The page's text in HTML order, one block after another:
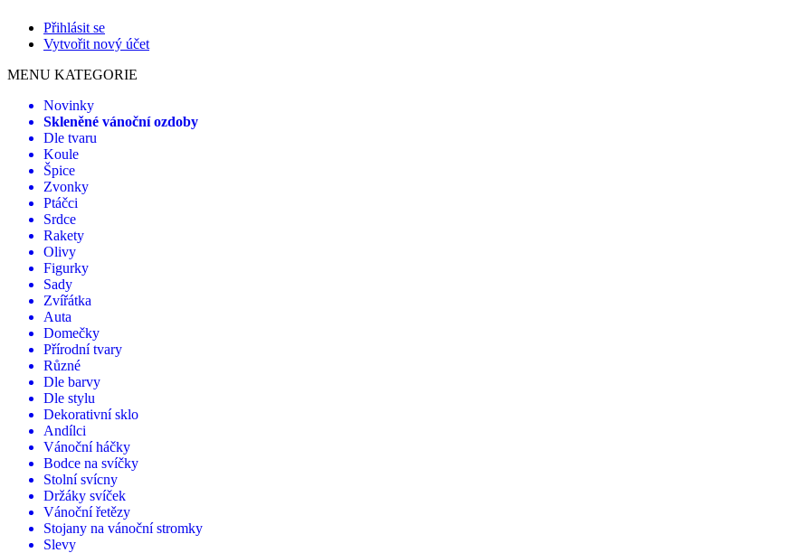
Přihlásit se
Vytvořit nový účet
MENU KATEGORIE
Novinky
Skleněné vánoční ozdoby
Dle tvaru
Koule
Špice
Zvonky
Ptáčci
Srdce
Rakety
Olivy
Figurky
Sady
Zvířátka
Auta
Domečky
Přírodní tvary
Různé
Dle barvy
Dle stylu
Dekorativní sklo
Andílci
Vánoční háčky
Bodce na svíčky
Stolní svícny
Držáky svíček
Vánoční řetězy
Stojany na vánoční stromky
Slevy